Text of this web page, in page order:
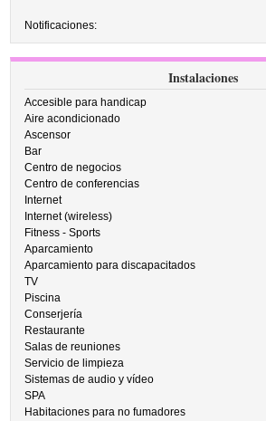
Notificaciones:
Instalaciones
Accesible para handicap
Aire acondicionado
Ascensor
Bar
Centro de negocios
Centro de conferencias
Internet
Internet (wireless)
Fitness - Sports
Aparcamiento
Aparcamiento para discapacitados
TV
Piscina
Conserjería
Restaurante
Salas de reuniones
Servicio de limpieza
Sistemas de audio y vídeo
SPA
Habitaciones para no fumadores